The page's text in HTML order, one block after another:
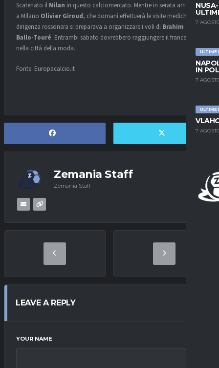
7
ULTIME
IN
7
ULTIME
7
Scatenato il Milan in questo calciomercato. Mentre in serata arrivava
a Milano Olivier Giroud, che domani effettuerà le visite mediche, la
dirigenza rossonera si preparava a organizzare i voli di Brahim Diaz
Ballo-Touré. Entrambi sabato dovrebbero raggiungere il francese
nella città della moda.
Fonte: Europacalcio.it
Zemania Staff
Zemania Staff
LEAVE A REPLY
YOUR NAME